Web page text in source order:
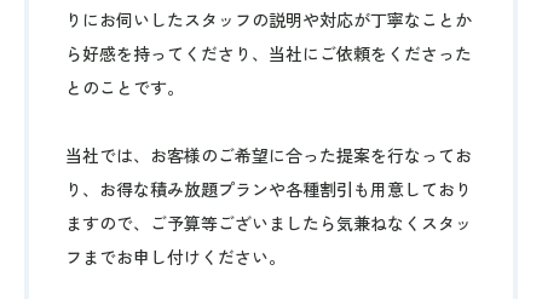
りにお伺いしたスタッフの説明や対応が丁寧なことか
ら好感を持ってくださり、当社にご依頼をくださった
とのことです。
当社では、お客様のご希望に合った提案を行なってお
り、お得な積み放題プランや各種割引も用意しており
ますので、ご予算等ございましたら気兼ねなくスタッ
フまでお申し付けください。